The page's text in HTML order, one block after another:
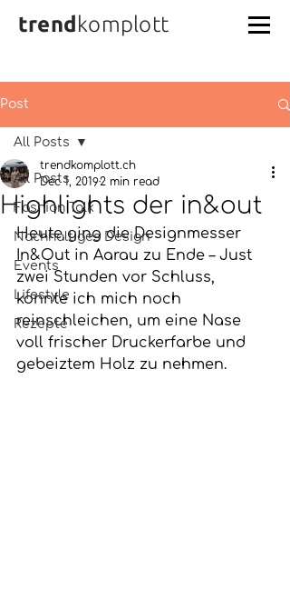
trend komplott
Post
All Posts
Fashion Talk
Nachhaltiges Design
Events
Lifestyle
Rezepte
All Posts
Highlights der in&out
trendkomplott.ch
Dec 1, 20192 min read
Heute ging die Designmesser
In&Out in Aarau zu Ende – Just
zwei Stunden vor Schluss,
konnte ich mich noch
reinschleichen, um eine Nase
voll frischer Druckerfarbe und
gebeiztem Holz zu nehmen.